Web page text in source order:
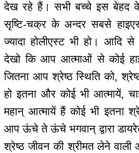
देख रहे हैं। सभी बच्चे इस बेहद के
सृष्टि-चक्र के अन्दर सबसे
ज्यादा होलीएस्ट भी हो।
देखो कि आप आत्माओं से कोई
जितना आप श्रेष्ठ स्थिति को,
हो इतना और कोई भी आत्मायें,
महान् आत्मायें हैं कोई भी इतना
आप ऊंचे ते ऊंचे भगवान् द्वारा
श्रेष्ठ जीवन की श्रीमत लेने वाली